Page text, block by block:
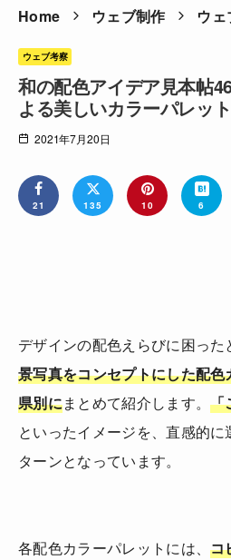
Home ウェブ制作 ウェ
ウェブ考察
和の配色アイデア見本帖
よる美しいカラーパレッ
2021年7月20日
21 135 10 6
デザインの配色えらびに困った
景写真をコンセプトにした配
県別にまとめて紹介します。「
といったイメージを、直感的
ターンとなっています。
各配色カラーパレットには、コ